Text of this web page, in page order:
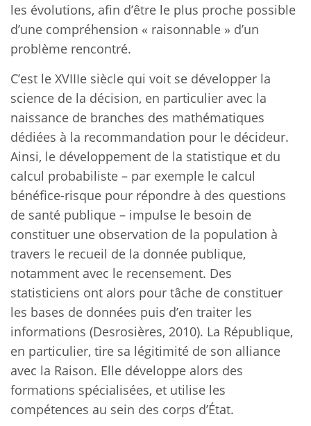
les évolutions, afin d’être le plus proche possible
d’une compréhension « raisonnable » d’un
problème rencontré.
C’est le XVIIIe siècle qui voit se développer la
science de la décision, en particulier avec la
naissance de branches des mathématiques
dédiées à la recommandation pour le décideur.
Ainsi, le développement de la statistique et du
calcul probabiliste – par exemple le calcul
bénéfice-risque pour répondre à des questions
de santé publique – impulse le besoin de
constituer une observation de la population à
travers le recueil de la donnée publique,
notamment avec le recensement. Des
statisticiens ont alors pour tâche de constituer
les bases de données puis d’en traiter les
informations (Desrosières, 2010). La République,
en particulier, tire sa légitimité de son alliance
avec la Raison. Elle développe alors des
formations spécialisées, et utilise les
compétences au sein des corps d’État.